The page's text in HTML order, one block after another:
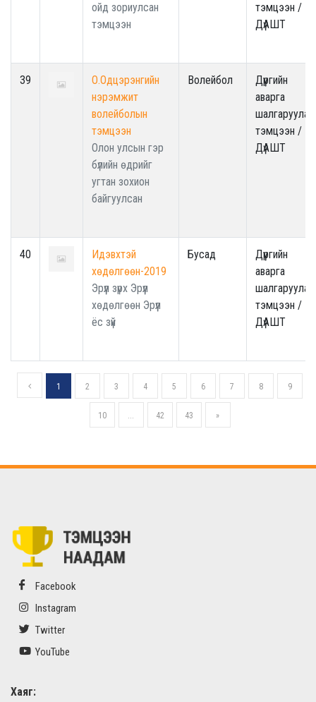
ойд зориулсан
тэмцээн
тэмцээн /
ДүАШТ
39
О.Одцэрэнгийн
нэрэмжит
волейболын
тэмцээн
Олон улсын гэр
бүлийн өдрийг
угтан зохион
байгуулсан
Волейбол
Дүүргийн
аварга
шалгаруулах
тэмцээн /
ДүАШТ
40
Идэвхтэй
хөдөлгөөн-2019
Эрүүл зүрх Эрүүл
хөдөлгөөн Эрүүл
ёс зүй
Бусад
Дүүргийн
аварга
шалгаруулах
тэмцээн /
ДүАШТ
1 2 3 4 5 6 7 8 9
10 ... 42 43 »
Facebook
Instagram
Twitter
YouTube
Хаяг: